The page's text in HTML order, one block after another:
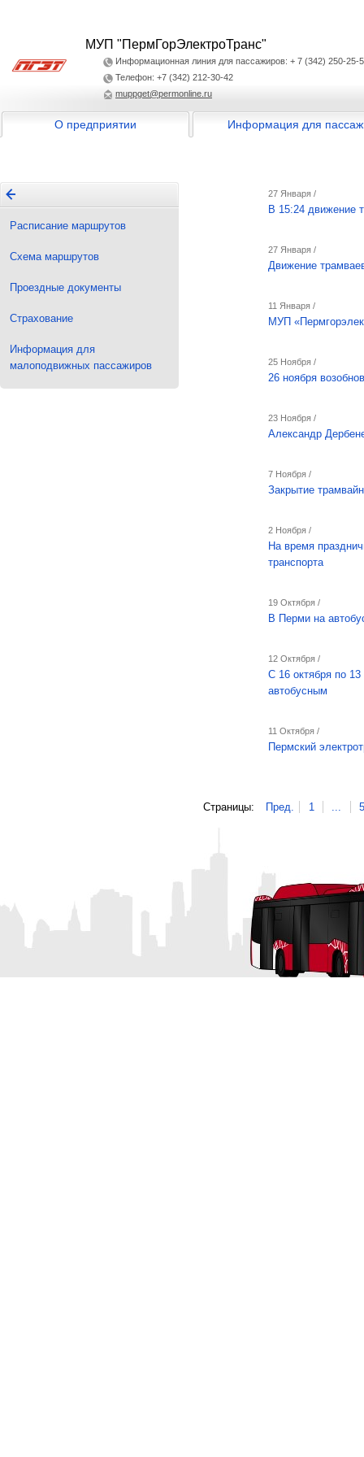
МУП "ПермГорЭлектроТранс"
Информационная линия для пассажиров: + 7 (342) 250-25-
Телефон: +7 (342) 212-30-42
muppget@permonline.ru
О предприятии Информация для
Расписание маршрутов
Схема маршрутов
Проездные документы
Страхование
Информация для
малоподвижных пассажиров
27 Января /
В 15:24 движение
27 Января /
Движение
11 Января /
МУП
25 Ноября /
26 ноября
23 Ноября /
Александр
7 Ноября /
Закрытие
2 Ноября /
На время
транспорта
19 Октября /
В Перми на
12 Октября /
С 16 октября по
автобусным
11 Октября /
Пермский
Страницы: Пред. 1